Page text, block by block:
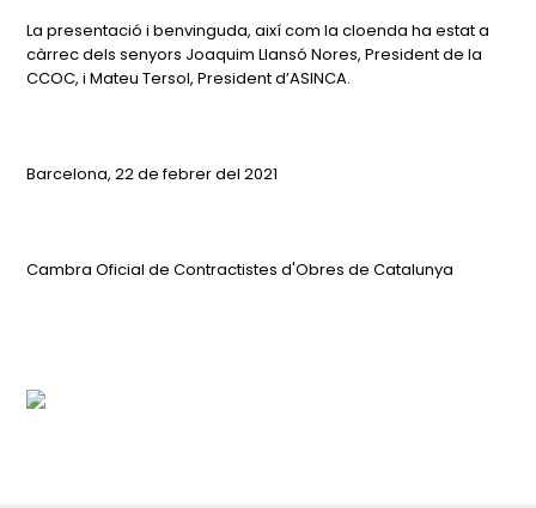
La presentació i benvinguda, així com la cloenda ha estat a
càrrec dels senyors Joaquim Llansó Nores, President de la
CCOC, i Mateu Tersol, President d’ASINCA.
Barcelona, 22 de febrer del 2021
Cambra Oficial de Contractistes d'Obres de Catalunya